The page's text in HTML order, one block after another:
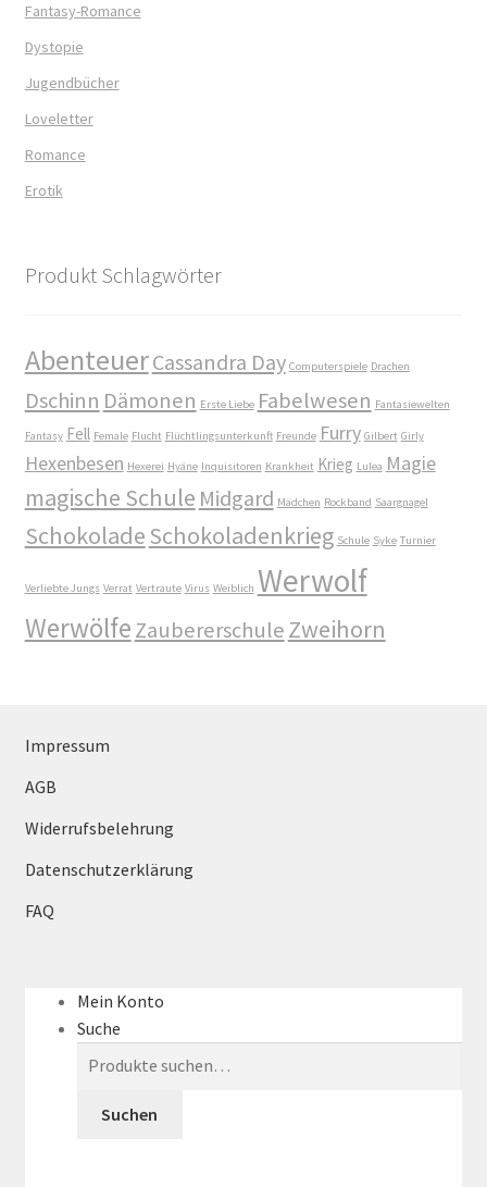
Fantasy-Romance
Dystopie
Jugendbücher
Loveletter
Romance
Erotik
Produkt Schlagwörter
AbenteuerCassandra Day Computerspiele Drachen
Dschinn Dämonen Erste Liebe Fabelwesen Fantasiewelten
Fantasy Fell Female Flucht Flüchtlingsunterkunft Freunde Furry Gilbert Girly
Hexenbesen Hexerei Hyäne Inquisitoren Krankheit Krieg Lulea Magie
magische Schule Midgard Mädchen Rockband Saargnagel
SchokoladeSchokoladenkrieg Schule Syke Turnier
Verliebte Jungs Verrat Vertraute Virus Weiblich Werwolf
WerwölfeZaubererschuleZweihorn
Impressum
AGB
Widerrufsbelehrung
Datenschutzerklärung
FAQ
Mein Konto
Suche
Suchen